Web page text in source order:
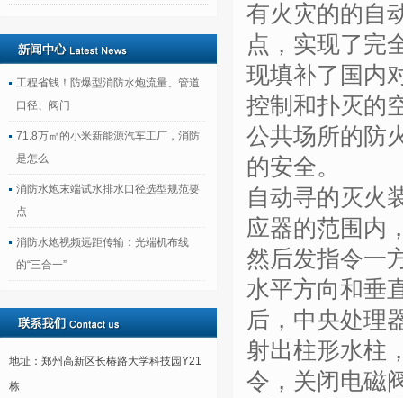
工程省钱！防爆型消防水炮流量、管道
口径、阀门
71.8万㎡的小米新能源汽车工厂，消防
是怎么
消防水炮末端试水排水口径选型规范要
点
消防水炮视频远距传输：光端机布线
的“三合一”
地址：郑州高新区长椿路大学科技园Y21
栋
有火灾的的自
点，实现了完
现填补了国内
控制和扑灭的
公共场所的防
的安全。
自动寻的灭火
应器的范围内
然后发指令一
水平方向和垂
后，中央处理
射出柱形水柱
令，关闭电磁